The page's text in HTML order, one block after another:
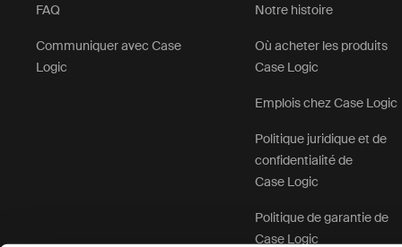
FAQ
Communiquer avec Case
Logic
Notre histoire
Où acheter les produits
Case Logic
Emplois chez Case Logic
Politique juridique et de
confidentialité de
Case Logic
Politique de garantie de
Case Logic